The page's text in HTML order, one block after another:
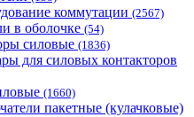
коммутации (2567)
в оболочке (54)
силовые (1836)
для силовых контакторов
(1660)
пакетные (кулачковые)